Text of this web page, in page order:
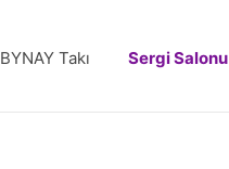
BYNAY Takı Sergi Salonu